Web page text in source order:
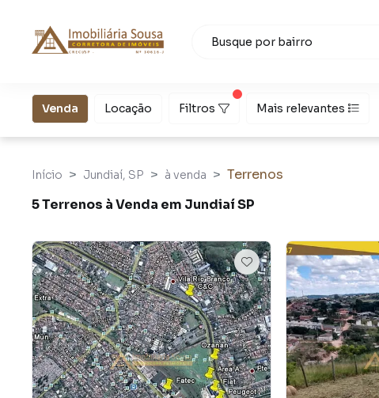
Venda Locação Filtros Mais relevantes
Início Jundiaí, SP à venda
Terrenos
5 Terrenos à Venda em Jundiaí SP